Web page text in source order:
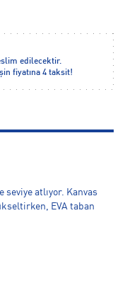
edilecektir.
fiyatına 4 taksit!
atlıyor. Kanvas
EVA taban